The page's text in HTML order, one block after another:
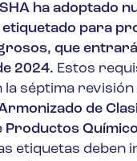
ha adoptado
para
que
2024. Estos
la séptima revisión
de
Productos
etiquetas deben